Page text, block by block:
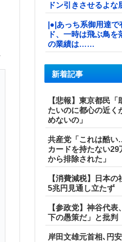
ドン引きさせるよ
|●|あっち系御用達
ド、一時は飛ぶ鳥
の業績は……
新着記事
【悲報】東京都民
たいのに都心の近く
めないの」
共産党「これは酷
カードを持たない
から排除された」
【消費減税】日本
5兆円見通し立たず
【参政党】神谷代
下の愚策だ」と批判
岸田文雄元首相､円